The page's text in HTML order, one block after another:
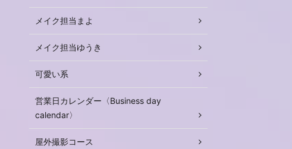
メイク担当まよ
メイク担当ゆうき
可愛い系
営業日カレンダー〈Business day
calendar〉
屋外撮影コース